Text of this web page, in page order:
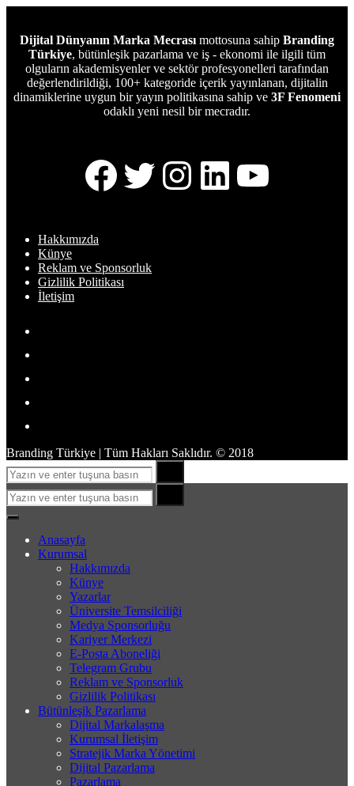
Dijital Dünyanın Marka Mecrası mottosuna sahip Branding
Türkiye, bütünleşik pazarlama ve iş - ekonomi ile ilgili tüm
olguların akademisyenler ve sektör profesyonelleri tarafından
değerlendirildiği, 100+ kategoride içerik yayınlanan, dijitalin
dinamiklerine uygun bir yayın politikasına sahip ve 3F Fenomeni
odaklı yeni nesil bir mecradır.
Facebook
Twitter
Instagram
LinkedIn
Hakkımızda
Künye
Reklam ve Sponsorluk
Gizlilik Politikası
İletişim
Branding Türkiye | Tüm Hakları Saklıdır. © 2018
Search
for:
Search
for:
Close
Anasayfa
Kurumsal
Hakkımızda
Künye
Yazarlar
Üniversite Temsilciliği
Medya Sponsorluğu
Kariyer Merkezi
E-Posta Aboneliği
Telegram Grubu
Reklam ve Sponsorluk
Gizlilik Politikası
Bütünleşik Pazarlama
Dijital Markalaşma
Kurumsal İletişim
Stratejik Marka Yönetimi
Dijital Pazarlama
Pazarlama